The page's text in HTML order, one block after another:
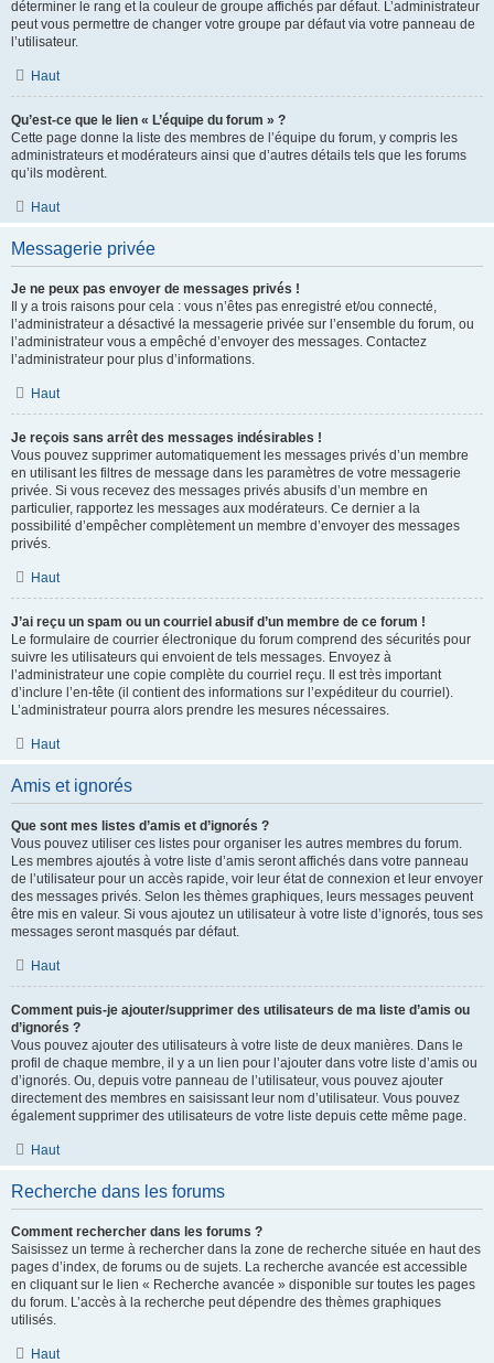
déterminer le rang et la couleur de groupe affichés par défaut. L’administrateur
peut vous permettre de changer votre groupe par défaut via votre panneau de
l’utilisateur.
Haut
Qu’est-ce que le lien « L’équipe du forum » ?
Cette page donne la liste des membres de l’équipe du forum, y compris les
administrateurs et modérateurs ainsi que d’autres détails tels que les forums
qu’ils modèrent.
Haut
Messagerie privée
Je ne peux pas envoyer de messages privés !
Il y a trois raisons pour cela : vous n’êtes pas enregistré et/ou connecté,
l’administrateur a désactivé la messagerie privée sur l’ensemble du forum, ou
l’administrateur vous a empêché d’envoyer des messages. Contactez
l’administrateur pour plus d’informations.
Haut
Je reçois sans arrêt des messages indésirables !
Vous pouvez supprimer automatiquement les messages privés d’un membre
en utilisant les filtres de message dans les paramètres de votre messagerie
privée. Si vous recevez des messages privés abusifs d’un membre en
particulier, rapportez les messages aux modérateurs. Ce dernier a la
possibilité d’empêcher complètement un membre d’envoyer des messages
privés.
Haut
J’ai reçu un spam ou un courriel abusif d’un membre de ce forum !
Le formulaire de courrier électronique du forum comprend des sécurités pour
suivre les utilisateurs qui envoient de tels messages. Envoyez à
l’administrateur une copie complète du courriel reçu. Il est très important
d’inclure l’en-tête (il contient des informations sur l’expéditeur du courriel).
L’administrateur pourra alors prendre les mesures nécessaires.
Haut
Amis et ignorés
Que sont mes listes d’amis et d’ignorés ?
Vous pouvez utiliser ces listes pour organiser les autres membres du forum.
Les membres ajoutés à votre liste d’amis seront affichés dans votre panneau
de l’utilisateur pour un accès rapide, voir leur état de connexion et leur envoyer
des messages privés. Selon les thèmes graphiques, leurs messages peuvent
être mis en valeur. Si vous ajoutez un utilisateur à votre liste d’ignorés, tous ses
messages seront masqués par défaut.
Haut
Comment puis-je ajouter/supprimer des utilisateurs de ma liste d’amis ou
d’ignorés ?
Vous pouvez ajouter des utilisateurs à votre liste de deux manières. Dans le
profil de chaque membre, il y a un lien pour l’ajouter dans votre liste d’amis ou
d’ignorés. Ou, depuis votre panneau de l’utilisateur, vous pouvez ajouter
directement des membres en saisissant leur nom d’utilisateur. Vous pouvez
également supprimer des utilisateurs de votre liste depuis cette même page.
Haut
Recherche dans les forums
Comment rechercher dans les forums ?
Saisissez un terme à rechercher dans la zone de recherche située en haut des
pages d’index, de forums ou de sujets. La recherche avancée est accessible
en cliquant sur le lien « Recherche avancée » disponible sur toutes les pages
du forum. L’accès à la recherche peut dépendre des thèmes graphiques
utilisés.
Haut